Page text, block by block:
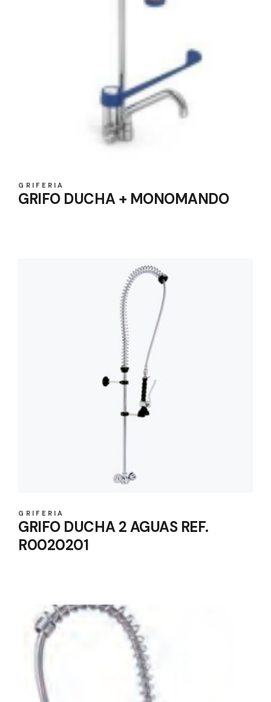
GRIFERIA
GRIFO DUCHA + MONOMANDO
GRIFERIA
GRIFO DUCHA 2 AGUAS REF.
R0020201